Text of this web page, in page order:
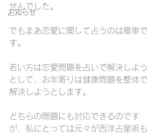
お知らせ
せんでした。
でもまあ恋愛に関して占うのは簡単で
す。
若い方は恋愛問題を占いで解決しよう
として、お年寄りは健康問題を整体で
解決しようとします。
どちらの問題にも対応できるのです
が、私にとっては元々が西洋占星術も